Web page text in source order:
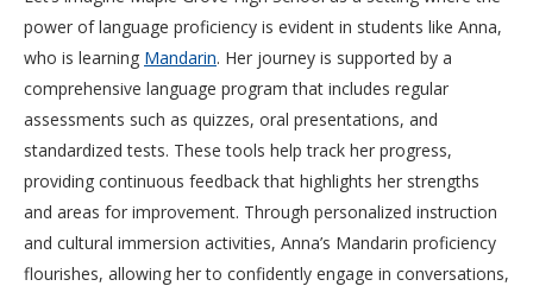
power of language proficiency is evident in students like Anna,
who is learning Mandarin. Her journey is supported by a
comprehensive language program that includes regular
assessments such as quizzes, oral presentations, and
standardized tests. These tools help track her progress,
providing continuous feedback that highlights her strengths
and areas for improvement. Through personalized instruction
and cultural immersion activities, Anna’s Mandarin proficiency
flourishes, allowing her to confidently engage in conversations,